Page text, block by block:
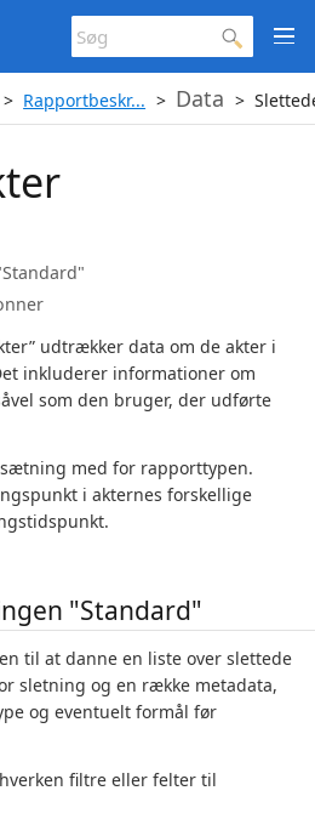
Rapportbeskr... Data
udtrækker data om de akter i
inkluderer informationer om
som den bruger, der udførte
med for rapporttypen.
i akternes forskellige
"Standard"
til at danne en liste over slettede
sletning og en række metadata,
og eventuelt formål før
filtre eller felter til